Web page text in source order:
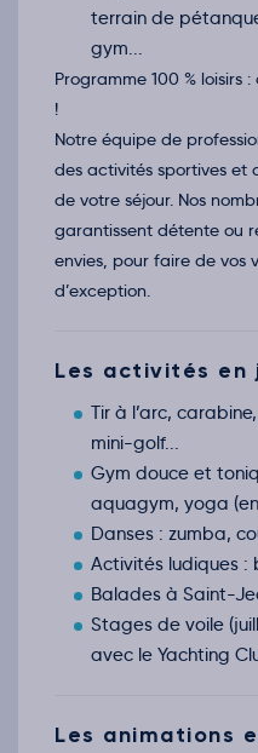
119€ /
Mer.
oct.
Jeu.
29
oct.
119€ /
Ven.
oct.
119€
Sam.
31
oct.
terrain de
gym...
Programme 100 % loisirs
!
Notre équipe de
des activités sportives et
de votre séjour. Nos
garantissent détente ou
envies, pour faire de vos
d’exception.
Les activités en
Tir à l’arc,
mini-golf...
Gym douce et
aquagym, yoga
Danses : zumba,
Activités ludiques
Balades à Saint-
Stages de voile
avec le Yachting
Les animations